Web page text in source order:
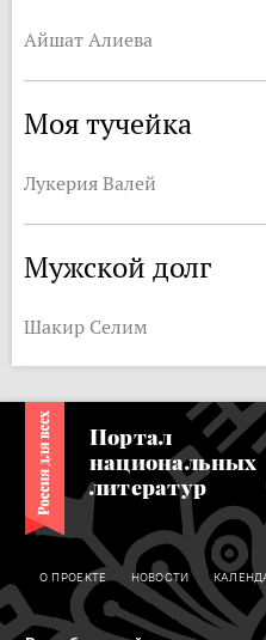
Айшат Алиева
Моя тучейка
Лукерия Валей
Мужской долг
Шакир Селим
Портал
национальных
литератур
О ПРОЕКТЕ НОВОСТИ